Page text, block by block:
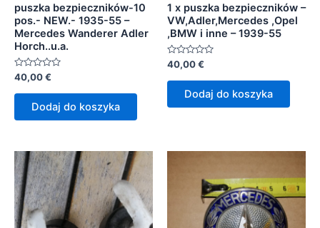
puszka bezpieczników-10
pos.- NEW.- 1935-55 –
Mercedes Wanderer Adler
Horch..u.a.
Oceniono
0
na
40,00€
Dodaj do koszyka
1 x puszka bezpieczników –
VW,Adler,Mercedes ,Opel
,BMW i inne – 1939-55
Oceniono
0
na
40,00€
Dodaj do koszyka